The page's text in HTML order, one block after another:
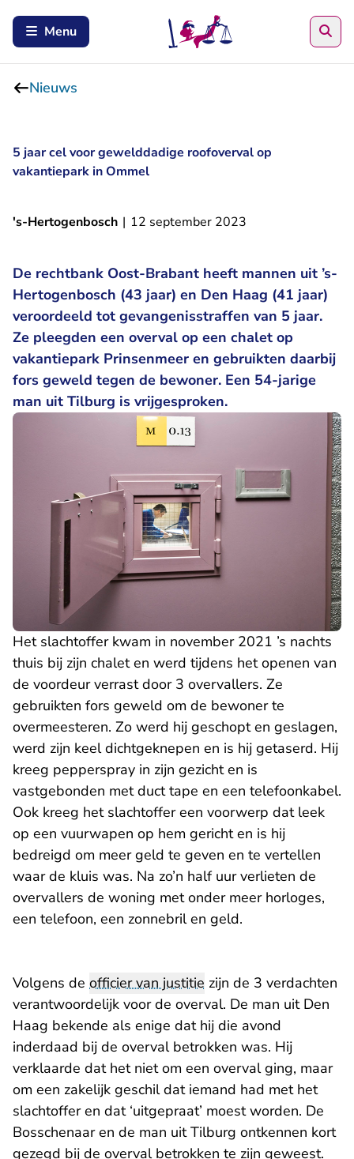
Menu
Nieuws
5 jaar cel voor gewelddadige roofoverval op
vakantiepark in Ommel
's-Hertogenbosch | 12 september 2023
De rechtbank Oost-Brabant heeft mannen uit ’s-
Hertogenbosch (43 jaar) en Den Haag (41 jaar)
veroordeeld tot gevangenisstraffen van 5 jaar.
Ze pleegden een overval op een chalet op
vakantiepark Prinsenmeer en gebruikten daarbij
fors geweld tegen de bewoner. Een 54-jarige
man uit Tilburg is vrijgesproken.
Het slachtoffer kwam in november 2021 ’s nachts
thuis bij zijn chalet en werd tijdens het openen van
de voordeur verrast door 3 overvallers. Ze
gebruikten fors geweld om de bewoner te
overmeesteren. Zo werd hij geschopt en geslagen,
werd zijn keel dichtgeknepen en is hij getaserd. Hij
kreeg pepperspray in zijn gezicht en is
vastgebonden met duct tape en een telefoonkabel.
Ook kreeg het slachtoffer een voorwerp dat leek
op een vuurwapen op hem gericht en is hij
bedreigd om meer geld te geven en te vertellen
waar de kluis was. Na zo’n half uur verlieten de
overvallers de woning met onder meer horloges,
een telefoon, een zonnebril en geld.
Volgens de officier van justitie zijn de 3 verdachten
verantwoordelijk voor de overval. De man uit Den
Haag bekende als enige dat hij die avond
inderdaad bij de overval betrokken was. Hij
verklaarde dat het niet om een overval ging, maar
om een zakelijk geschil dat iemand had met het
slachtoffer en dat ‘uitgepraat’ moest worden. De
Bosschenaar en de man uit Tilburg ontkennen kort
gezegd bij de overval betrokken te zijn geweest.